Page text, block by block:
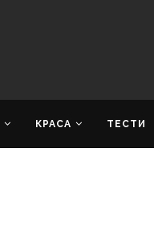
КРАСА ТЕСТИ